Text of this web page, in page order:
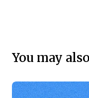
You may